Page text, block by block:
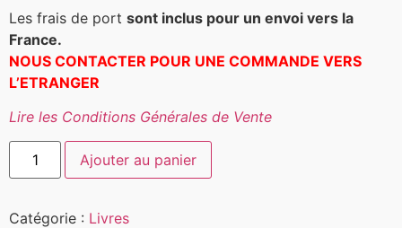
Les frais de port sont inclus pour un envoi vers la
France.
NOUS CONTACTER POUR UNE COMMANDE VERS
L’ETRANGER
Lire les Conditions Générales de Vente
Ajouter au panier
Catégorie : Livres